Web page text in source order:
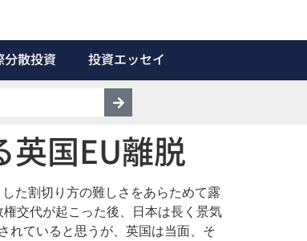
分散投資 投資エッセイ
英国EU離脱
た割切り方の難しさをあらためて露
交代が起こった後、日本は長く景気
れていると思うが、英国は当面、そ